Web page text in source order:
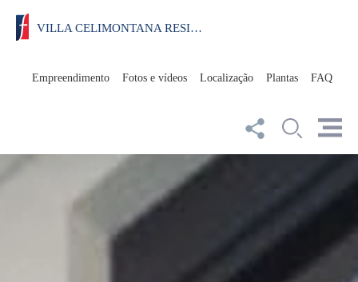
VILLA CELIMONTANA RESIDENCIAL
Empreendimento Fotos e vídeos Localização Plantas FAQ